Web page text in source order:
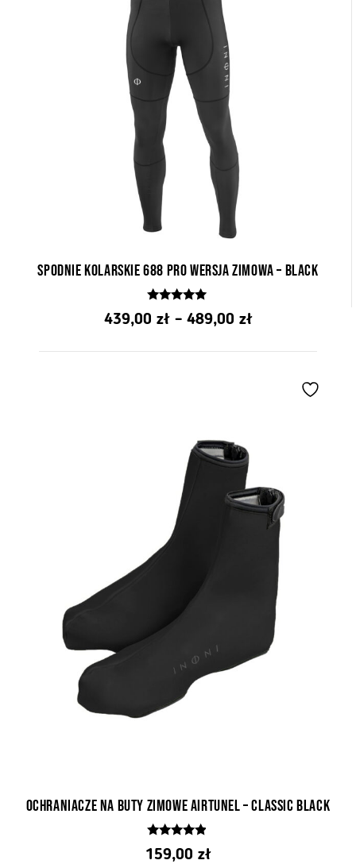
Spodnie kolarskie 688 Pro wersja zimowa – Black
4.84
z 5
439,00 zł – 489,00 złZakres
439,00 zł
Ochraniacze na buty Zimowe AirTunel – Classic Black
4.71
z 5
159,00 zł